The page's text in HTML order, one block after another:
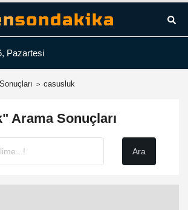
Pazartesi
casusluk
Arama Sonuçları